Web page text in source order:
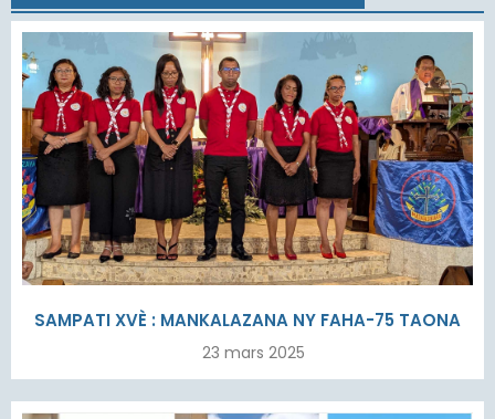
SAMPATI XVÈ : MANKALAZANA NY FAHA-75 TAONA
23 mars 2025